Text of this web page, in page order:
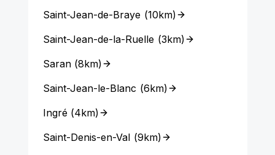
Saint-Jean-de-Braye (10km)
Saint-Jean-de-la-Ruelle (3km)
Saran(8km)
Saint-Jean-le-Blanc (6km)
Ingré(4km)
Saint-Denis-en-Val (9km)